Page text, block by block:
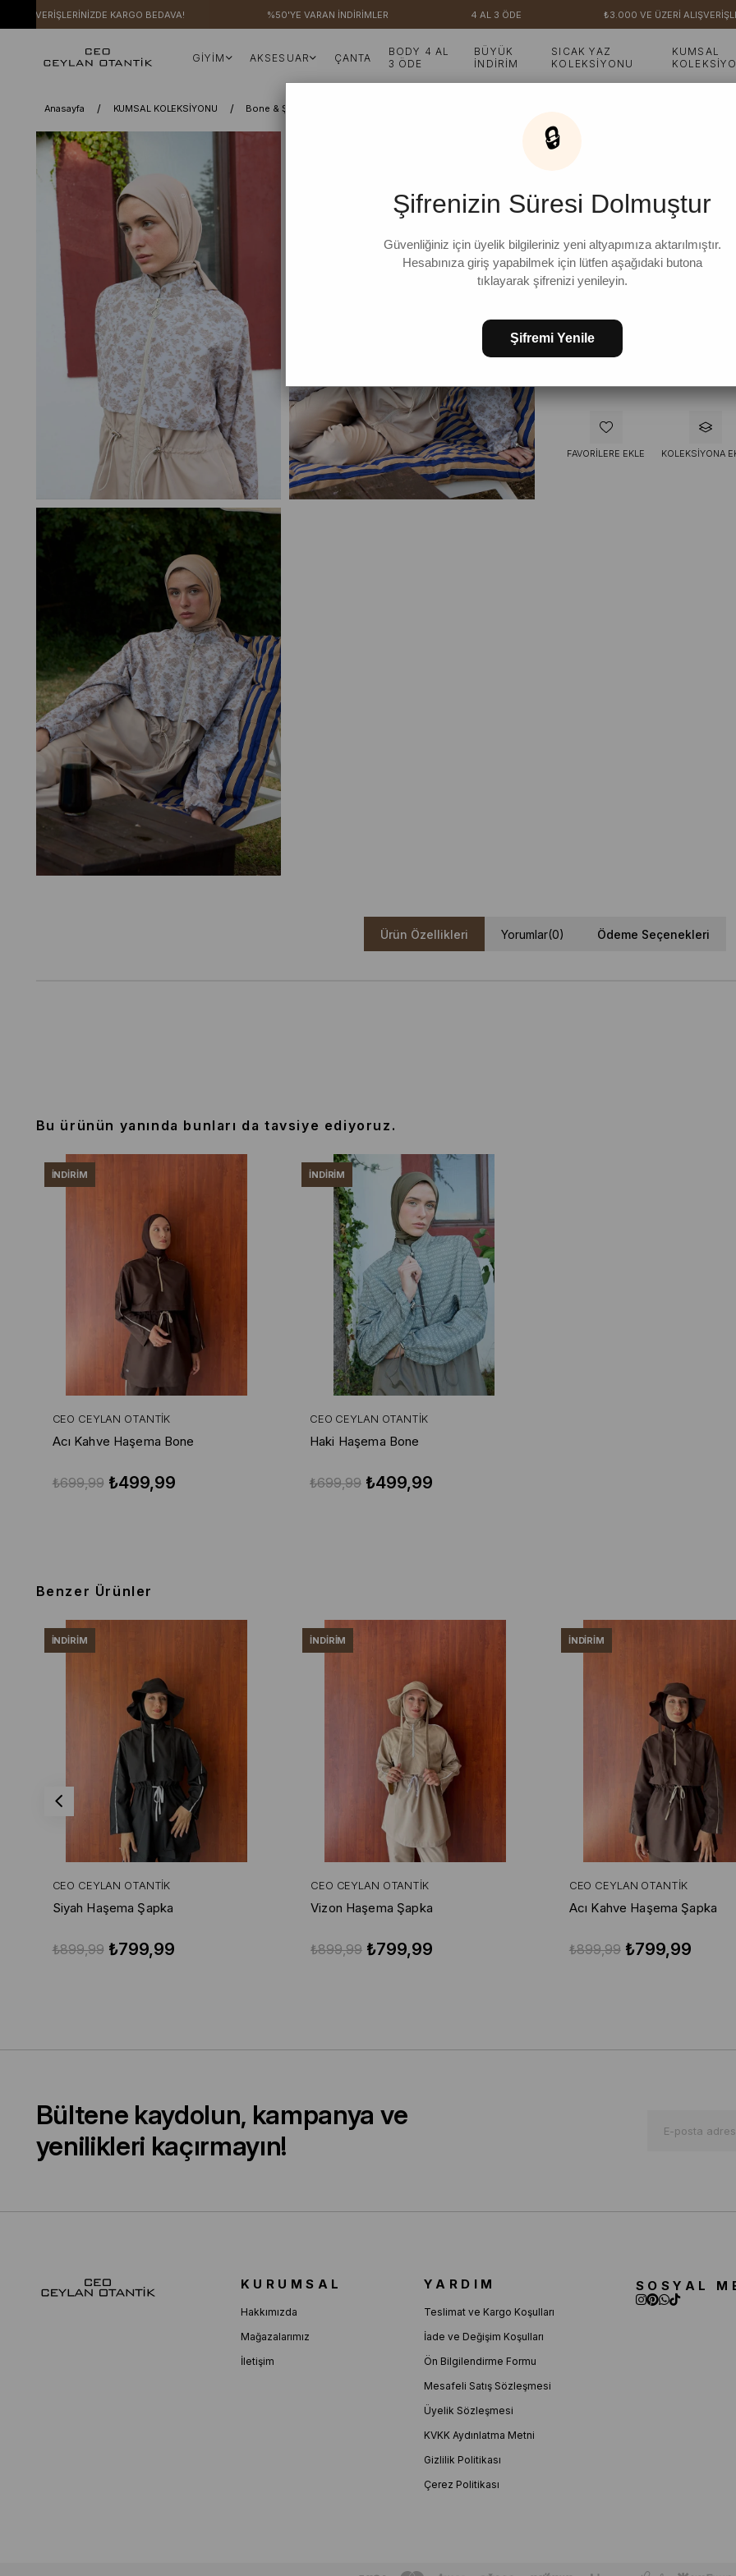
KARGO BEDAVA! %50'YE VARAN İNDİRİMLER 4 AL 3 ÖDE ₺3.000 VE ÜZERİ
GİYİM AKSESUAR ÇANTA
BODY 4 AL
3 ÖDE
BÜYÜK
İNDİRİM
SICAK YAZ
KOLEKSİYONU
KUMSAL
Anasayfa KUMSAL KOLEKSİYONU Bone & Şapka
Vizon Haşema Bone
%
29
₺699,99
FAVORILERE EKLE KOLEKSIYONA
Ürün Özellikleri Yorumlar(0) Ödeme Seçenekleri
Bu ürünün yanında bunları da tavsiye ediyoruz.
CEO CEYLAN OTANTIK
Acı Kahve Haşema Bone
₺499,99
₺699,99
İNDIRIM
CEO CEYLAN OTANTIK
Haki Haşema Bone
₺499,99
₺699,99
İNDIRIM
Benzer Ürünler
CEO CEYLAN OTANTIK
Siyah Haşema Şapka
₺799,99
₺899,99
İNDIRIM
CEO CEYLAN OTANTIK
Vizon Haşema Şapka
₺799,99
₺899,99
İNDIRIM
CEO CEYLAN OTANTIK
Acı Kahve Haşema Şapka
₺799,99
₺899,99
İNDIRIM
Bültene kaydolun, kampanya ve
yenilikleri kaçırmayın!
KURUMSAL
Hakkımızda
Mağazalarımız
İletişim
YARDIM
Teslimat ve Kargo Koşulları
İade ve Değişim Koşulları
Ön Bilgilendirme Formu
Mesafeli Satış Sözleşmesi
Üyelik Sözleşmesi
KVKK Aydınlatma Metni
Gizlilik Politikası
Çerez Politikası
SOSYAL
🔒
Şifrenizin Süresi Dolmuştur
Güvenliğiniz için üyelik bilgileriniz yeni altyapımıza aktarılmıştır.
Hesabınıza giriş yapabilmek için lütfen aşağıdaki butona
tıklayarak şifrenizi yenileyin.
Şifremi Yenile